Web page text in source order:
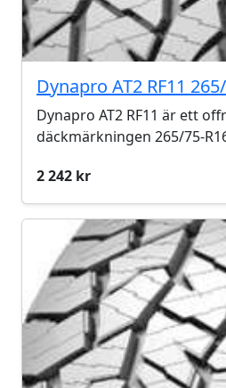
Dynapro AT2 RF11
Dynapro AT2 RF11 är ett
däckmärkningen 265/75-
2 242 kr